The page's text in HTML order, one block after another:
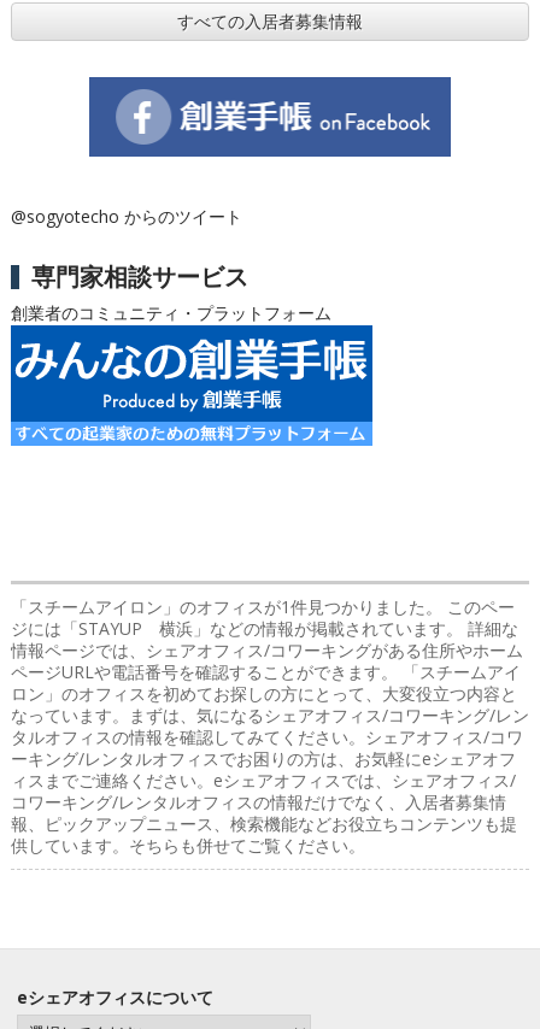
すべての入居者募集情報
@sogyotecho からのツイート
専門家相談サービス
創業者のコミュニティ・プラットフォーム
「スチームアイロン」のオフィスが1件見つかりました。 このペー
ジには「STAYUP 横浜」などの情報が掲載されています。 詳細な
情報ページでは、シェアオフィス/コワーキングがある住所やホーム
ページURLや電話番号を確認することができます。 「スチームアイ
ロン」のオフィスを初めてお探しの方にとって、大変役立つ内容と
なっています。まずは、気になるシェアオフィス/コワーキング/レン
タルオフィスの情報を確認してみてください。シェアオフィス/コワ
ーキング/レンタルオフィスでお困りの方は、お気軽にeシェアオフ
ィスまでご連絡ください。eシェアオフィスでは、シェアオフィス/
コワーキング/レンタルオフィスの情報だけでなく、入居者募集情
報、ピックアップニュース、検索機能などお役立ちコンテンツも提
供しています。そちらも併せてご覧ください。
eシェアオフィスについて